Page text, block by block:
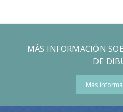
MÁS INFORMACIÓN
DE
Más